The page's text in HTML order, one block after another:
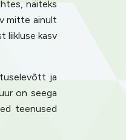
näiteks
mitte ainult
liikluse kasv
ja
on seega
teenused